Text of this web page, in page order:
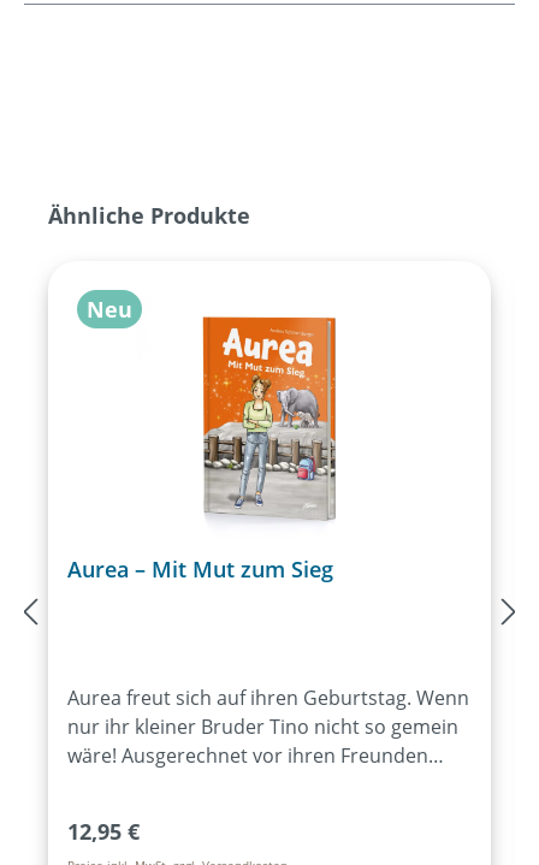
Produktgalerie überspringen
Ähnliche Produkte
Neu
Aurea – Mit Mut zum Sieg
Aurea freut sich auf ihren Geburtstag. Wenn
nur ihr kleiner Bruder Tino nicht so gemein
wäre! Ausgerechnet vor ihren Freunden
Glück gibt es einiges, das Aureas Neugier
Regulärer Preis:
12,95 €